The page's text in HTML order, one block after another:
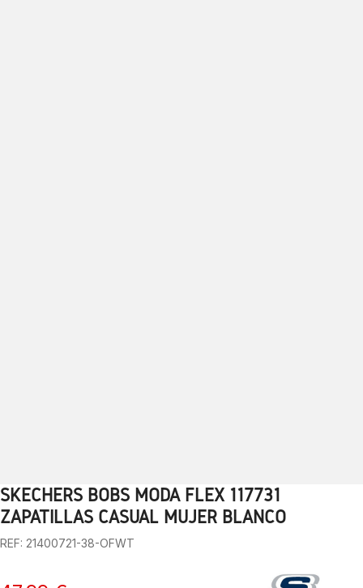
1 2 3 4 5 6 7 8 9 10
SKECHERS BOBS MODA FLEX 117731
ZAPATILLAS CASUAL MUJER BLANCO
REF: 21400721-38-OFWT